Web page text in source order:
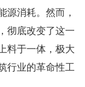
源消耗。然而，
彻底改变了这一
料于一体，极大
行业的革命性工